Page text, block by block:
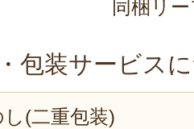
同梱リ
包装サービス
(二重包装)